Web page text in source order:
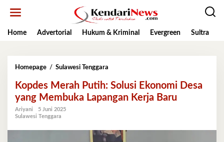
Home
Advertorial Hukum & Kriminal Evergreen Sultra
Homepage / Sulawesi Tenggara
Putih:
Solusi
Ekonomi
Membuka
Lapangan
Kopdes Merah Putih: Solusi Ekonomi Desa
yang Membuka Lapangan Kerja Baru
Ariyani
5 Juni 2025
Sulawesi Tenggara